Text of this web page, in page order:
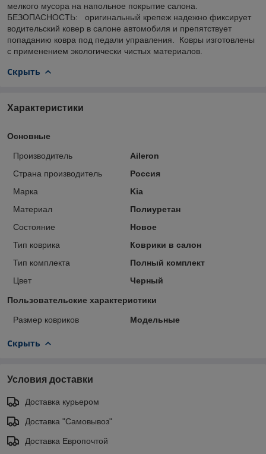
мелкого мусора на напольное покрытие салона.
БЕЗОПАСНОСТЬ: оригинальный крепеж надежно фиксирует
водительский ковер в салоне автомобиля и препятствует
попаданию ковра под педали управления. Ковры изготовлены
с применением экологически чистых материалов.
Скрыть
Характеристики
Основные
Производитель
Aileron
Страна производитель
Россия
Марка
Kia
Материал
Полиуретан
Состояние
Новое
Тип коврика
Коврики в салон
Тип комплекта
Полный комплект
Цвет
Черный
Пользовательские характеристики
Размер ковриков Модельные
Скрыть
Условия доставки
Доставка курьером
Доставка "Самовывоз"
Доставка Европочтой